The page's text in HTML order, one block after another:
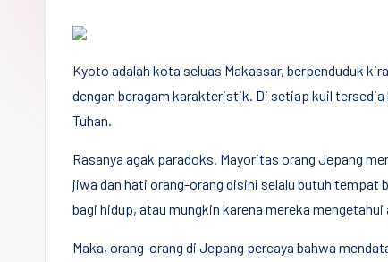
and
Democracy
(CPCD)
Universitas
Penggiat
Komunitas
Akademik
Diplomasi
Kyoto adalah kota seluas Makassar, berpenduduk
dengan beragam karakteristik. Di setiap kuil
Tuhan.
Rasanya agak paradoks. Mayoritas orang Jepang
jiwa dan hati orang-orang disini selalu butuh tempat
bagi hidup, atau mungkin karena mereka
Maka, orang-orang di Jepang percaya bahwa